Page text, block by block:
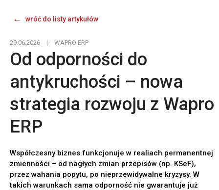
wróć do listy artykułów
29.06.2026 | WAPRO ERP
Od odporności do
antykruchości – nowa
strategia rozwoju z Wapro
ERP
Współczesny biznes funkcjonuje w realiach permanentnej
zmienności – od nagłych zmian przepisów (np. KSeF),
przez wahania popytu, po nieprzewidywalne kryzysy. W
takich warunkach sama odporność nie gwarantuje już